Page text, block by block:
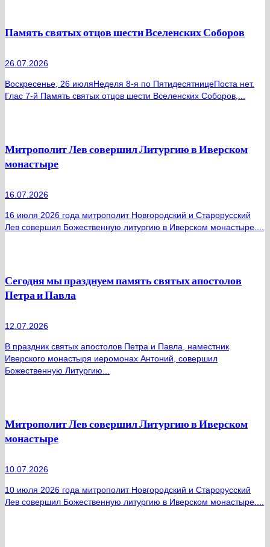
Память святых отцов шести Вселенских Соборов
26.07.2026
Воскресенье, 26 июляНеделя 8-я по ПятидесятницеПоста нет.
Глас 7-й Память святых отцов шести Вселенских Соборов,...
Митрополит Лев совершил Литургию в Иверском
монастыре
16.07.2026
16 июля 2026 года митрополит Новгородский и Старорусский
Лев совершил Божественную литургию в Иверском монастыре....
Сегодня мы празднуем память святых апостолов
Петра и Павла
12.07.2026
В праздник святых апостолов Петра и Павла, наместник
Иверского монастыря иеромонах Антоний, совершил
Божественную Литургию...
Митрополит Лев совершил Литургию в Иверском
монастыре
10.07.2026
10 июля 2026 года митрополит Новгородский и Старорусский
Лев совершил Божественную литургию в Иверском монастыре....